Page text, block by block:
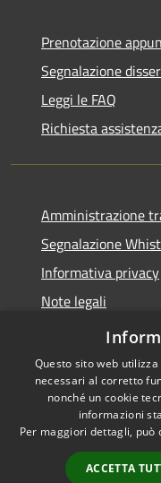
Prenotazione
Segnalazione
Leggi le FAQ
Richiesta
Amministrazione
Segnalazione
Informativa privacy
Note legali
Dichiarazione di
Accessibilità
Questo sito web
necessari al corretto
nonché un cookie
informazioni
Per maggiori dettagli, può
ACCETTA